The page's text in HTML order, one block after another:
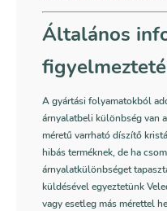
Általános
A gyártási folyamatokból
árnyalatbeli különbség van
méretű varrható díszítő
hibás terméknek, de ha
árnyalatkülönbséget
küldésével egyeztetünk
vagy esetleg más mérettel